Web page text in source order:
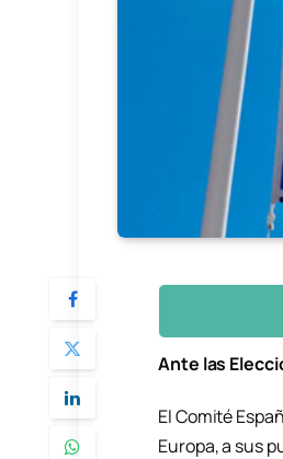
Ante las
El Comité
Europa, a sus